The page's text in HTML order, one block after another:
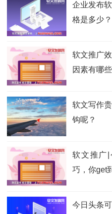
企业发布
格是多少？
软文推广
因素有哪些
软文写作
钩呢？
软文推广|
巧，你get
今日头条